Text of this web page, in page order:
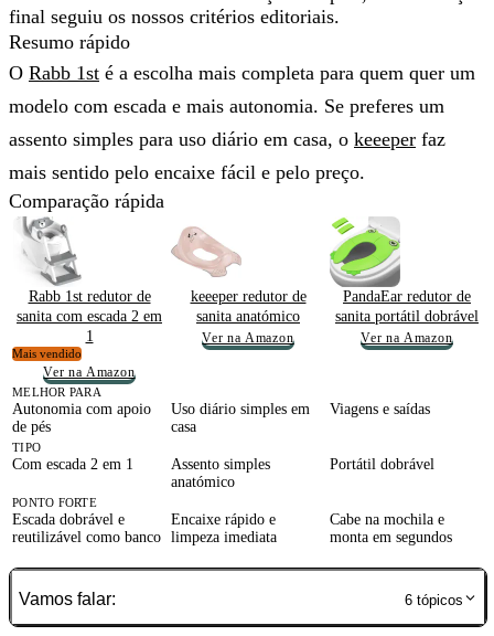
final seguiu os nossos critérios editoriais.
Resumo rápido
O Rabb 1st é a escolha mais completa para quem quer um
modelo com escada e mais autonomia. Se preferes um
assento simples para uso diário em casa, o keeeper faz
mais sentido pelo encaixe fácil e pelo preço.
Comparação rápida
Rabb 1st redutor de
sanita com escada 2 em
1
Mais vendido
Ver na Amazon
keeeper redutor de
sanita anatómico
Ver na Amazon
PandaEar redutor de
sanita portátil dobrável
Ver na Amazon
MELHOR PARA
Autonomia com apoio
de pés
Uso diário simples em
casa
Viagens e saídas
TIPO
Com escada 2 em 1
Assento simples
anatómico
Portátil dobrável
PONTO FORTE
Escada dobrável e
reutilizável como banco
Encaixe rápido e
limpeza imediata
Cabe na mochila e
monta em segundos
Vamos falar: 6 tópicos